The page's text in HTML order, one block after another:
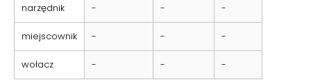
narzędnik - - -
miejscownik - - -
wołacz - - -